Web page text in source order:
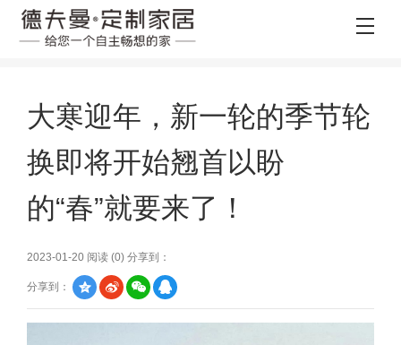
大寒迎年，新一轮的季节轮
换即将开始翘首以盼
的“春”就要来了！
2023-01-20 阅读 (0) 分享到：
分享到：